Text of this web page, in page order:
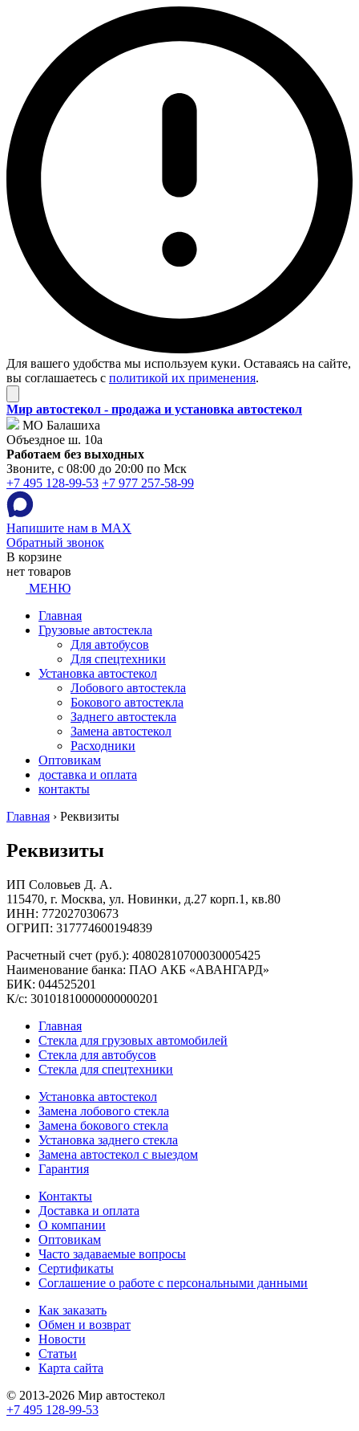
Для вашего удобства мы используем куки. Оставаясь на сайте,
вы соглашаетесь с политикой их применения.
Мир автостекол - продажа и установка автостекол
МО Балашиха
Объездное ш. 10а
Работаем без выходных
Звоните, с 08:00 до 20:00 по Мск
+7 495 128-99-53 +7 977 257-58-99
Напишите нам в MAX
Обратный звонок
В корзине
нет товаров
МЕНЮ
Главная
Грузовые автостекла
Для автобусов
Для спецтехники
Установка автостекол
Лобового автостекла
Бокового автостекла
Заднего автостекла
Замена автостекол
Расходники
Оптовикам
доставка и оплата
контакты
Главная › Реквизиты
Реквизиты
ИП Соловьев Д. А.
115470, г. Москва, ул. Новинки, д.27 корп.1, кв.80
ИНН: 772027030673
ОГРИП: 317774600194839
Расчетный счет (руб.): 40802810700030005425
Наименование банка: ПАО АКБ «АВАНГАРД»
БИК: 044525201
К/с: 30101810000000000201
Главная
Стекла для грузовых автомобилей
Стекла для автобусов
Стекла для спецтехники
Установка автостекол
Замена лобового стекла
Замена бокового стекла
Установка заднего стекла
Замена автостекол с выездом
Гарантия
Контакты
Доставка и оплата
О компании
Оптовикам
Часто задаваемые вопросы
Сертификаты
Соглашение о работе с персональными данными
Как заказать
Обмен и возврат
Новости
Статьи
Карта сайта
© 2013-2026 Мир автостекол
+7 495 128-99-53